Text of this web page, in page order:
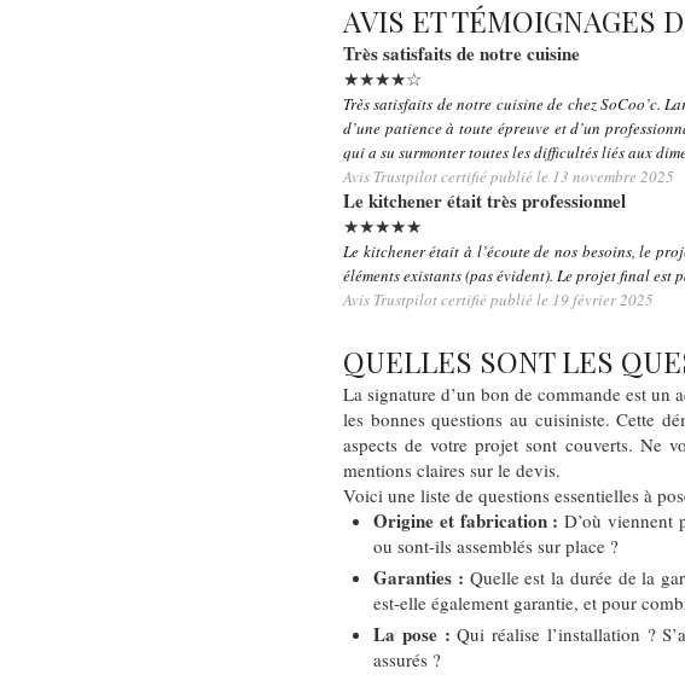
AVIS ET TÉMOIGNAGES
Très satisfaits de notre cuisine
★★★★☆
Très satisfaits de notre cuisine de chez SoCoo’c.
d’une patience à toute épreuve et d’un
qui a su surmonter toutes les difficultés liés aux
Avis Trustpilot certifié publié le 13 novembre 2025
Le kitchener était très professionnel
★★★★★
Le kitchener était à l’écoute de nos besoins, le
éléments existants (pas évident). Le projet final est
Avis Trustpilot certifié publié le 19 février 2025
QUELLES SONT LES
La signature d’un bon de commande est un
les bonnes questions au cuisiniste. Cette
aspects de votre projet sont couverts. Ne
mentions claires sur le devis.
Voici une liste de questions essentielles à
Origine et fabrication : D’où viennent
ou sont-ils assemblés sur place ?
Garanties : Quelle est la durée de la
est-elle également garantie, et pour
La pose : Qui réalise l’installation ?
assurés ?